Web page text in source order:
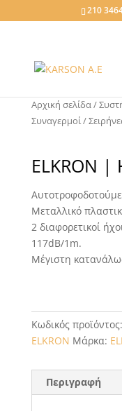
210
Αρχική σελίδα/
Συναγερμοί/
ELKRON |
Μεταλλικό
2 διαφορετικοί
117dB/1m.
Μέγιστη
Κωδικός προϊόντος:
ELKRON Μάρκα:
Περιγραφή